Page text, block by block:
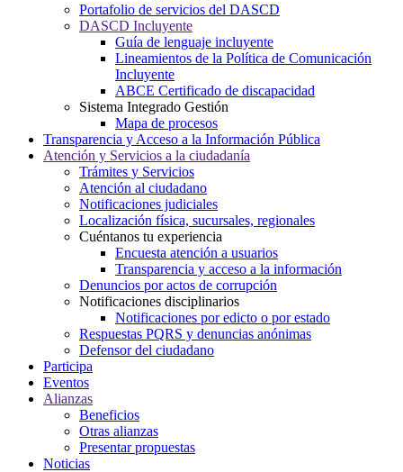
Portafolio de servicios del DASCD
DASCD Incluyente
Guía de lenguaje incluyente
Lineamientos de la Política de Comunicación
Incluyente
ABCE Certificado de discapacidad
Sistema Integrado Gestión
Mapa de procesos
Transparencia y Acceso a la Información Pública
Atención y Servicios a la ciudadanía
Trámites y Servicios
Atención al ciudadano
Notificaciones judiciales
Localización física, sucursales, regionales
Cuéntanos tu experiencia
Encuesta atención a usuarios
Transparencia y acceso a la información
Denuncios por actos de corrupción
Notificaciones disciplinarios
Notificaciones por edicto o por estado
Respuestas PQRS y denuncias anónimas
Defensor del ciudadano
Participa
Eventos
Alianzas
Beneficios
Otras alianzas
Presentar propuestas
Noticias